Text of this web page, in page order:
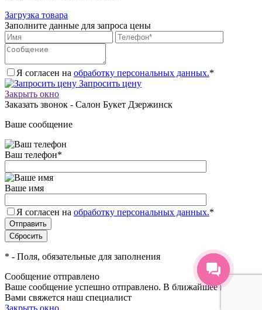
Загрузка товара
Заполните данные для запроса цены
Я согласен на обработку персональных данных.*
Запросить цену
Закрыть окно
Заказать звонок - Салон Букет Дзержинск
Ваше сообщение
Ваш телефон*
Ваше имя
Я согласен на обработку персональных данных.*
* - Поля, обязательные для заполнения
Сообщение отправлено
Ваше сообщение успешно отправлено. В ближайшее время с
Вами свяжется наш специалист